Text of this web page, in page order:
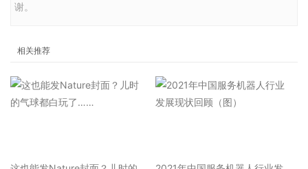
谢。
相关推荐